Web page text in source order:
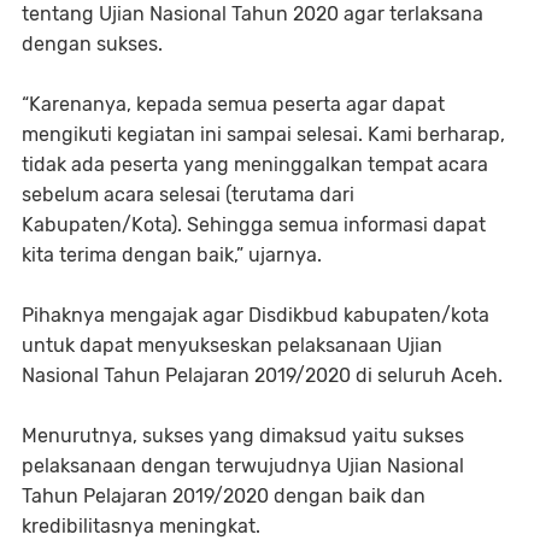
tentang Ujian Nasional Tahun 2020 agar terlaksana
dengan sukses.
“Karenanya, kepada semua peserta agar dapat
mengikuti kegiatan ini sampai selesai. Kami berharap,
tidak ada peserta yang meninggalkan tempat acara
sebelum acara selesai (terutama dari
Kabupaten/Kota). Sehingga semua informasi dapat
kita terima dengan baik,” ujarnya.
Pihaknya mengajak agar Disdikbud kabupaten/kota
untuk dapat menyukseskan pelaksanaan Ujian
Nasional Tahun Pelajaran 2019/2020 di seluruh Aceh.
Menurutnya, sukses yang dimaksud yaitu sukses
pelaksanaan dengan terwujudnya Ujian Nasional
Tahun Pelajaran 2019/2020 dengan baik dan
kredibilitasnya meningkat.